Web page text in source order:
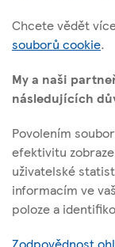
O těchto
Užitečné odkazy
Sledujte nás
n
i
f
c
Chcete vědět
souborů cookie.
My a naši
následujících
Povolením
efektivitu
uživatelské
informacím ve
poloze a